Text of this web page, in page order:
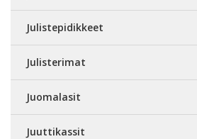
Julistepidikkeet
Julisterimat
Juomalasit
Juuttikassit